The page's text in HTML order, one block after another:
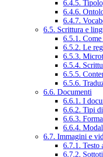
6.4.5.
6.4.6.
6.4.7.
6.5. Scrittura e
6.5.1.
6.5.2. Le
6.5.3.
6.5.4.
6.5.5.
6.5.6.
6.6. Documenti
6.6.1. I
6.6.2. Tipi
6.6.3.
6.6.4.
6.7. Immagini e
6.7.1. Testo
6.7.2.